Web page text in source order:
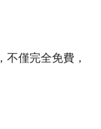
不僅完全免費，